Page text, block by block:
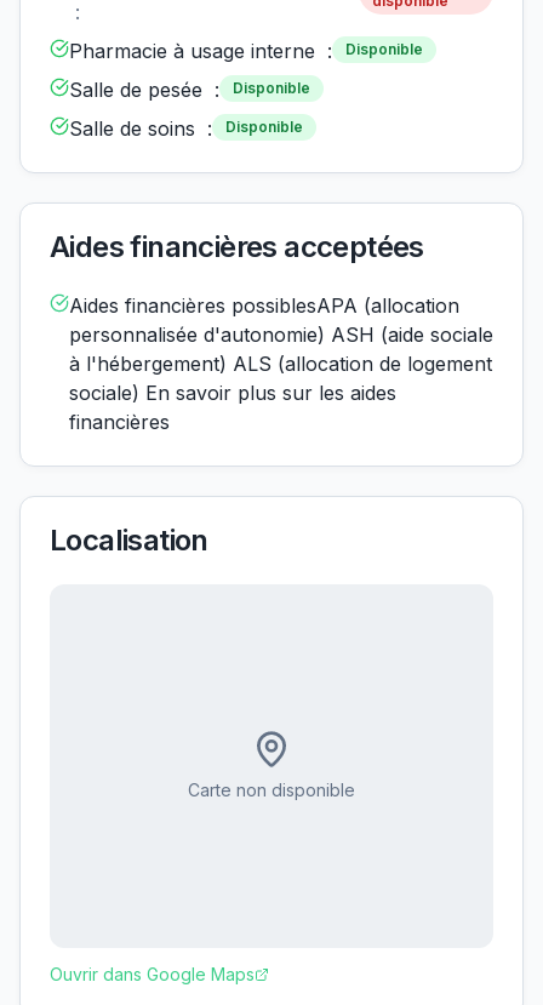
:
Pharmacie à usage interne : Disponible
Salle de pesée : Disponible
Salle de soins : Disponible
Aides financières acceptées
Aides financières possiblesAPA (allocation
personnalisée d'autonomie) ASH (aide sociale
à l'hébergement) ALS (allocation de logement
sociale) En savoir plus sur les aides
financières
Localisation
Carte non disponible
Ouvrir dans Google Maps